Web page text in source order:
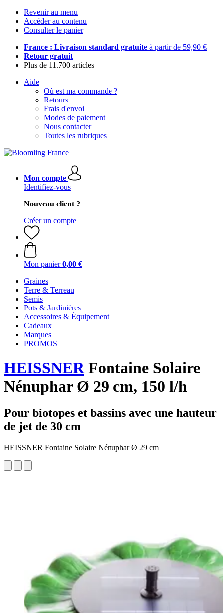
Revenir au menu
Accéder au contenu
Consulter le panier
France : Livraison standard gratuite à partir de 59,90 €
Retour gratuit
Plus de 11.700 articles
Aide
Où est ma commande ?
Retours
Frais d'envoi
Modes de paiement
Nous contacter
Toutes les rubriques
Mon compte
Identifiez-vous
Nouveau client ?
Créer un compte
Mon panier 0,00 €
Graines
Terre & Terreau
Semis
Pots & Jardinières
Accessoires & Équipement
Cadeaux
Marques
PROMOS
HEISSNERFontaine Solaire
Nénuphar Ø 29 cm, 150 l/h
Pour biotopes et bassins avec une hauteur
de jet de 30 cm
HEISSNER Fontaine Solaire Nénuphar Ø 29 cm